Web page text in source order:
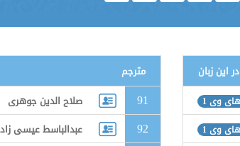
این زبان
وی 1
وی 1
مترجم
91 صلاح الدین جوهری
92 عبدالباسط عیسی